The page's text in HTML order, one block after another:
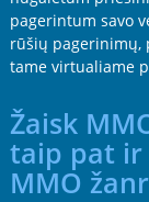
pagerintum savo
rūšių pagerinimų,
tame virtualiame
Žaisk
taip pat ir
MMO